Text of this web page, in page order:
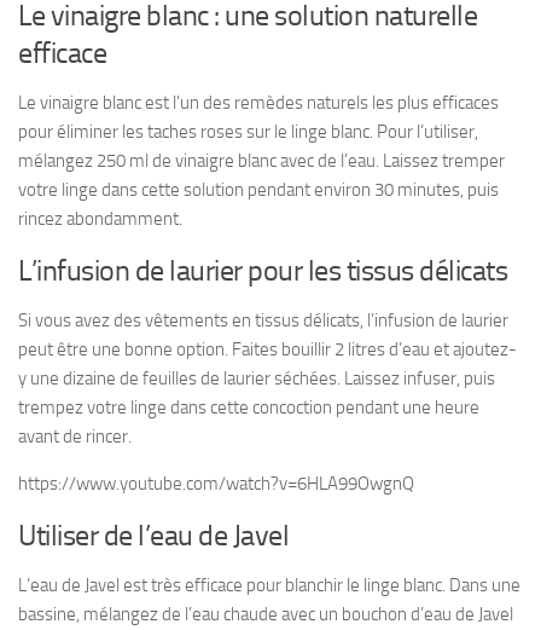
Le vinaigre blanc : une solution naturelle
efficace
Le vinaigre blanc est l’un des remèdes naturels les plus efficaces
pour éliminer les taches roses sur le linge blanc. Pour l’utiliser,
mélangez 250 ml de vinaigre blanc avec de l’eau. Laissez tremper
votre linge dans cette solution pendant environ 30 minutes, puis
rincez abondamment.
L’infusion de laurier pour les tissus délicats
Si vous avez des vêtements en tissus délicats, l’infusion de laurier
peut être une bonne option. Faites bouillir 2 litres d’eau et ajoutez-
y une dizaine de feuilles de laurier séchées. Laissez infuser, puis
trempez votre linge dans cette concoction pendant une heure
avant de rincer.
https://www.youtube.com/watch?v=6HLA99OwgnQ
Utiliser de l’eau de Javel
L’eau de Javel est très efficace pour blanchir le linge blanc. Dans une
bassine, mélangez de l’eau chaude avec un bouchon d’eau de Javel